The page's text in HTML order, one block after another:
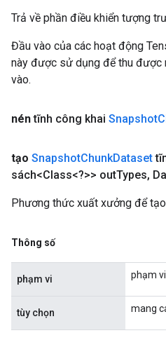
Trả về phần điều khiển tượng
Đầu vào của các hoạt động
này được sử dụng để thu được
vào.
nén tĩnh công khai Snapshot
tạo SnapshotChunkDataset
sách<Class<?>> outTypes,
Phương thức xuất xưởng để
Thông số
phạm vi phạm
tùy chọn mang